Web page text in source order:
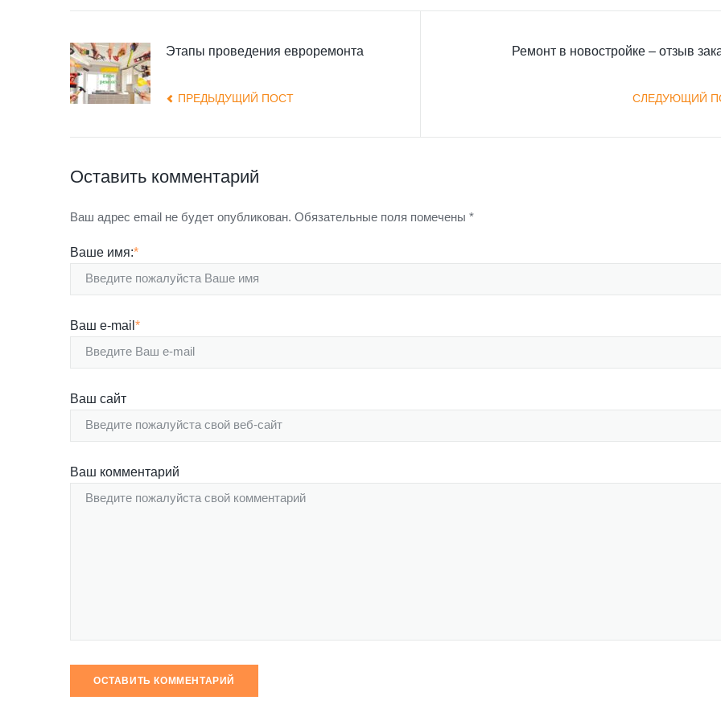
Этапы проведения евроремонта
ПРЕДЫДУЩИЙ ПОСТ
Ремонт в новостройке – отзыв
СЛЕДУЮЩИЙ
Оставить комментарий
Ваш адрес email не будет опубликован. Обязательные поля помечены *
Ваше имя:*
Ваш e-mail *
Ваш сайт
Ваш комментарий